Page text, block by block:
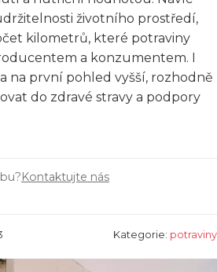
životního prostředí,
kilometrů, které potraviny
a konzumentem. I
na první pohled vyšší, rozhodně
do zdravé stravy a podpory
Kontaktujte nás
Kategorie: potraviny